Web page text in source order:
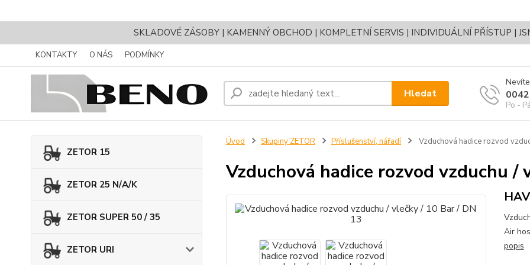
SKLADOVÉ ZÁSOBY | KAMENNÝ OBCHOD | KOMPLETNÍ SERVIS | INDIVIDUÁLNÍ PŘÍSTUP |
KONTAKTY O NÁS PODMÍNKY
Hledat
Po -
ZETOR 15
ZETOR 25 N/A/K
ZETOR SUPER 50 / 35
ZETOR URI
Úvod Skupiny ZETOR Příslušenství, nářadí Vzduchová hadice rozvod
Vzduchová hadice rozvod vzduchu /
Air
popis